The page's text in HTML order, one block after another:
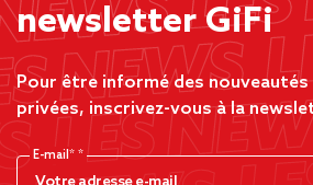
newsletter GiFi
Pour être informé des
privées, inscrivez-vous à la
E-mail*